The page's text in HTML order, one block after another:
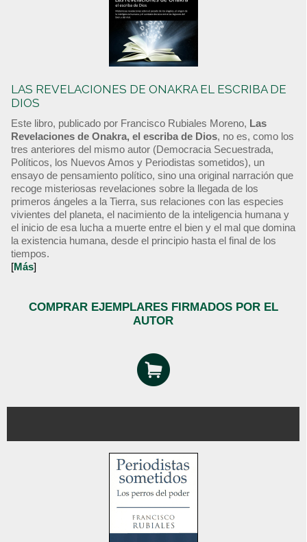
LAS REVELACIONES DE ONAKRA EL ESCRIBA DE
DIOS
Este libro, publicado por Francisco Rubiales Moreno, Las
Revelaciones de Onakra, el escriba de Dios, no es, como los
tres anteriores del mismo autor (Democracia Secuestrada,
Políticos, los Nuevos Amos y Periodistas sometidos), un
ensayo de pensamiento político, sino una original narración que
recoge misteriosas revelaciones sobre la llegada de los
primeros ángeles a la Tierra, sus relaciones con las especies
vivientes del planeta, el nacimiento de la inteligencia humana y
el inicio de esa lucha a muerte entre el bien y el mal que domina
la existencia humana, desde el principio hasta el final de los
tiempos.
[Más]
COMPRAR EJEMPLARES FIRMADOS POR EL
AUTOR